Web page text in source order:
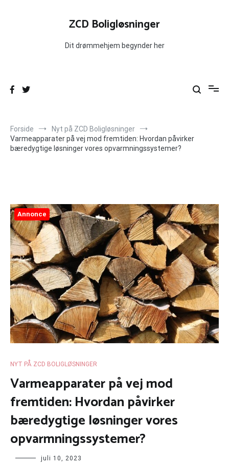
ZCD Boligløsninger
Dit drømmehjem begynder her
Forside
Nyt på ZCD Boligløsninger
Varmeapparater på vej mod fremtiden: Hvordan påvirker
bæredygtige løsninger vores opvarmningssystemer?
Annonce
NYT PÅ ZCD BOLIGLØSNINGER
Varmeapparater på vej mod
fremtiden: Hvordan påvirker
bæredygtige løsninger vores
opvarmningssystemer?
juli 10, 2023